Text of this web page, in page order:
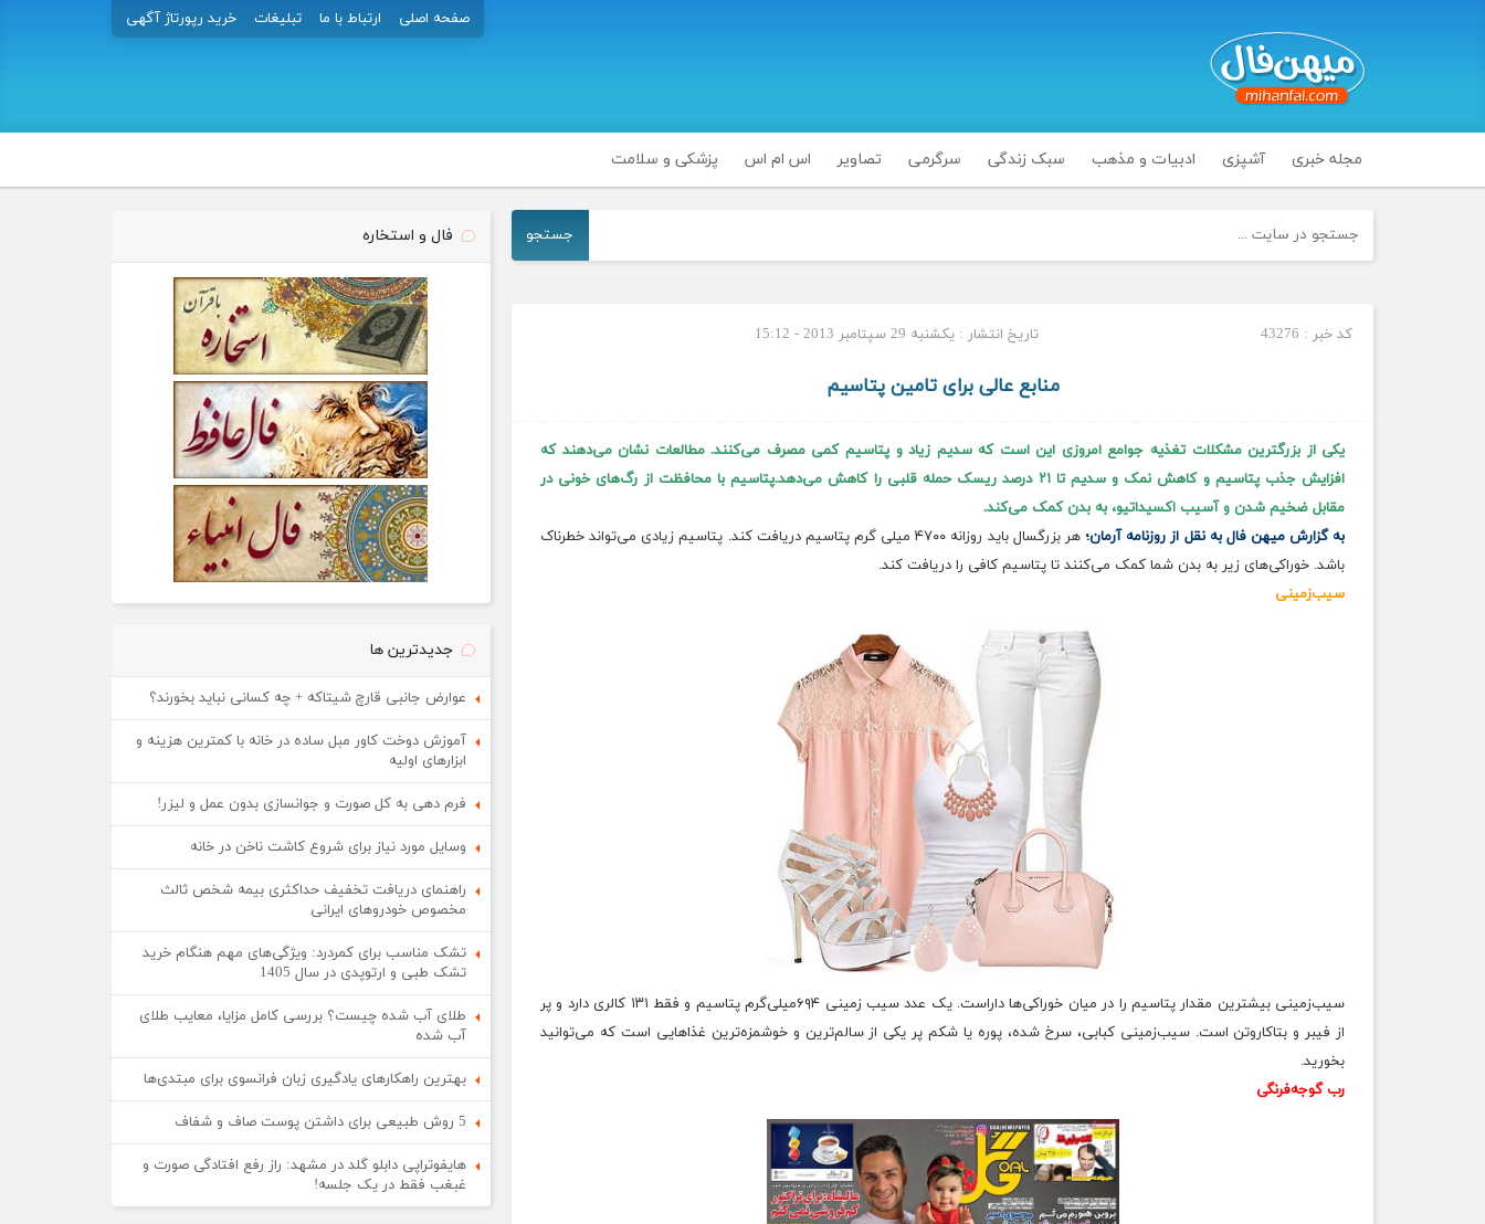
صفحه اصلی ارتباط با ما تبلیغات خرید رپورتاژ آگهی
مجله خبری آشپزی ادبیات و مذهب سبک زندگی سرگرمی تصاویر اس ام اس پزشکی و سلامت
جستجو
کد خبر : 43276 تاریخ انتشار : یکشنبه 29 سپتامبر 2013 - 15:12
منابع عالی برای تامین پتاسیم
یکی از بزرگترین مشکلات تغذیه جوامع امروزی این است که سدیم زیاد و پتاسیم کمی مصرف می‌کنند. مطالعات نشان می‌دهند که
افزایش جذب پتاسیم و کاهش نمک و سدیم تا ۲۱ درصد ریسک حمله قلبی را کاهش می‌دهد.پتاسیم با محافظت از رگ‌های خونی در
مقابل ضخیم شدن و آسیب اکسیداتیو، به بدن کمک می‌کند.
به گزارش میهن فال به نقل از روزنامه آرمان؛
هر بزرگسال باید روزانه ۴۷۰۰ میلی گرم پتاسیم دریافت کند. پتاسیم زیادی می‌تواند خطرناک
باشد. خوراکی‌های زیر به بدن شما کمک می‌کنند تا پتاسیم کافی را دریافت کند.
سیب‌زمینی
سیب‌زمینی بیشترین مقدار پتاسیم را در میان خوراکی‌ها داراست. یک عدد سیب زمینی ۶۹۴میلی‌گرم پتاسیم و فقط ۱۳۱ کالری دارد و پر
از فیبر و بتاکاروتن است. سیب‌زمینی کبابی، سرخ شده، پوره یا شکم پر یکی از سالم‌ترین وخوشمزه‌ترین غذاهایی است که می‌توانید
بخورید.
رب گوجه‌فرنگی
فال و استخاره
جدیدترین ها
عوارض جانبی قارچ شیتاکه + چه کسانی نباید بخورند؟
آموزش دوخت کاور مبل ساده در خانه با کمترین هزینه و
ابزارهای اولیه
فرم دهی به کل صورت و جوانسازی بدون عمل و لیزر!
وسایل مورد نیاز برای شروع کاشت ناخن در خانه
راهنمای دریافت تخفیف حداکثری بیمه شخص ثالث
مخصوص خودروهای ایرانی
تشک مناسب برای کمردرد: ویژگی‌های مهم هنگام خرید
تشک طبی و ارتوپدی در سال 1405
طلای آب شده چیست؟ بررسی کامل مزایا، معایب طلای
آب شده
بهترین راهکارهای یادگیری زبان فرانسوی برای مبتدی‌ها
5 روش طبیعی برای داشتن پوست صاف و شفاف
هایفوتراپی دابلو گلد در مشهد: راز رفع افتادگی صورت و
غبغب فقط در یک جلسه!